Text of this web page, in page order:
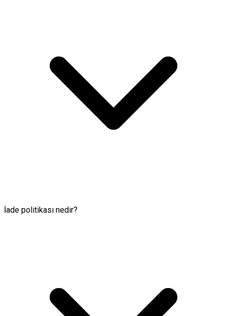
İade politikası nedir?